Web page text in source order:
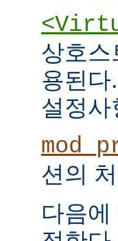
상호
용된
설정사
션의
다음